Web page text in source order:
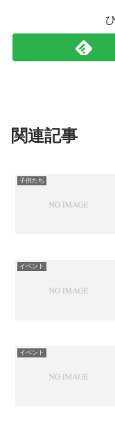
関連記事
子供たち
イベント
イベント